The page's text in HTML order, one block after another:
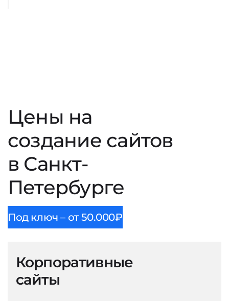
Цены на
создание сайтов
в Санкт-
Петербурге
Под ключ – от 50.000₽
Корпоративные
сайты